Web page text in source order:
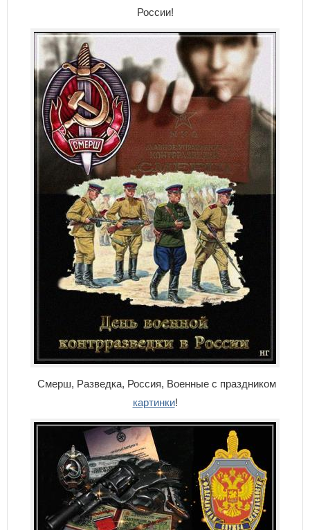
России!
Смерш, Разведка, Россия, Военные с праздником
картинки!